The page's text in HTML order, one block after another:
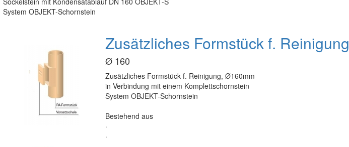
System OBJEKT-Schornstein
Zusätzliches Formstück f. Reinigung
Ø 160
Zusätzliches Formstück f. Reinigung, Ø160mm
in Verbindung mit einem Komplettschornstein
System OBJEKT-Schornstein
Bestehend aus
·
·